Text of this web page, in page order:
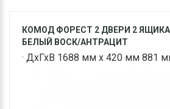
КОМОД ФОРЕСТ 2 ДВЕРИ 2 ЯЩИКА
БЕЛЫЙ ВОСК/АНТРАЦИТ
· ДхГхВ 1688 мм х 420 мм 881